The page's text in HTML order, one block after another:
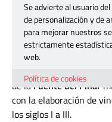
DO Yecla
Yeclarecibe el vino de
en la época romana.
de laFuente del Pinar
con la elaboración de
los siglos I a III.
Se advierte al usuario
de personalización y de
para mejorar nuestros
estrictamente
web.
Política de cookies